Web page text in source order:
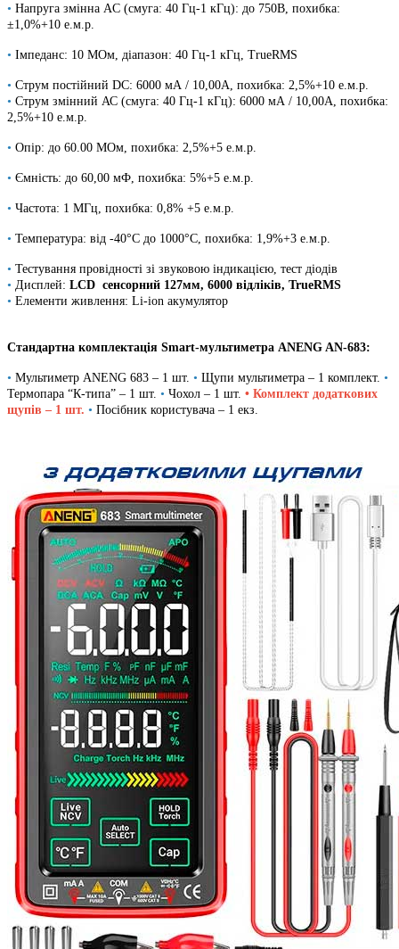
• Напруга змінна AC (смуга: 40 Гц-1 кГц): до 750В, похибка:
±1,0%+10 е.м.р.
• Імпеданс: 10 МОм, діапазон: 40 Гц-1 кГц, TrueRMS
• Струм постійний DC: 6000 мА / 10,00А, похибка: 2,5%+10 е.м.р.
• Струм змінний АС (смуга: 40 Гц-1 кГц): 6000 мА / 10,00А, похибка:
2,5%+10 е.м.р.
• Опір: до 60.00 MОм, похибка: 2,5%+5 е.м.р.
• Ємність: до 60,00 мФ, похибка: 5%+5 е.м.р.
• Частота: 1 МГц, похибка: 0,8% +5 е.м.р.
• Температура: від -40°C до 1000°C, похибка: 1,9%+3 е.м.р.
• Тестування провідності зі звуковою індикацією, тест діодів
• Дисплей: LCD сенсорний 127мм, 6000 відліків, TrueRMS
• Елементи живлення: Li-ion акумулятор
Стандартна комплектація Smart-мультиметра ANENG AN-683:
• Мультиметр ANENG 683 – 1 шт. • Щупи мультиметра – 1 комплект. •
Термопара “К-типа” – 1 шт. • Чохол – 1 шт. • Комплект додаткових
щупів – 1 шт. • Посібник користувача – 1 екз.